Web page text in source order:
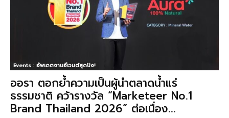
Events : อัพเดตงานอีเวนต์สุดปัง!
ออรา ตอกย้ำความเป็นผู้นำตลาดน้ำแร่
ธรรมชาติ คว้ารางวัล “Marketeer No.1
Brand Thailand 2026” ต่อเนื่อง...